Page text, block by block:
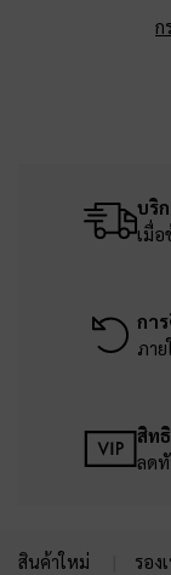
ก
บริ
เมื่
กา
ภา
สิท
ลด
สินค้าใหม่ รอง